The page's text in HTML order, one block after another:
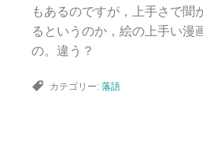
もあるのですが，上手さで聞
るというのか，絵の上手い漫
の。違う？
カテゴリー: 落語